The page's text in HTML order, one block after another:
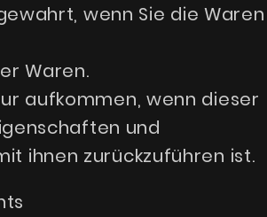
wenn Sie die Waren
Waren.
aufkommen, wenn dieser
und
ihnen zurückzuführen ist.